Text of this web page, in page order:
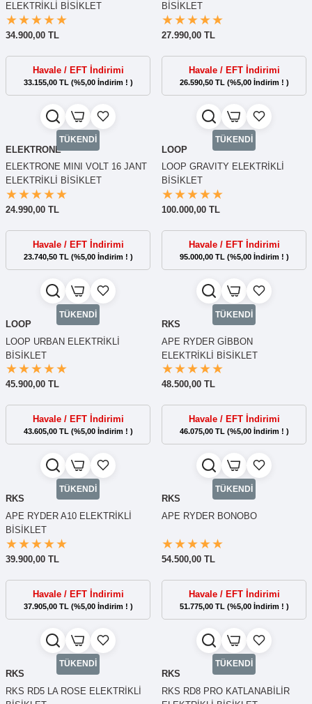
ELEKTRİKLİ BİSİKLET
34.900,00 TL
Havale / EFT İndirimi
33.155,00 TL (%5,00 İndirim ! )
BİSİKLET
27.990,00 TL
Havale / EFT İndirimi
26.590,50 TL (%5,00 İndirim ! )
TÜKENDİ
ELEKTRONE
ELEKTRONE MINI VOLT 16 JANT
ELEKTRİKLİ BİSİKLET
24.990,00 TL
Havale / EFT İndirimi
23.740,50 TL (%5,00 İndirim ! )
TÜKENDİ
LOOP
LOOP GRAVITY ELEKTRİKLİ
BİSİKLET
100.000,00 TL
Havale / EFT İndirimi
95.000,00 TL (%5,00 İndirim ! )
TÜKENDİ
LOOP
LOOP URBAN ELEKTRİKLİ
BİSİKLET
45.900,00 TL
Havale / EFT İndirimi
43.605,00 TL (%5,00 İndirim ! )
TÜKENDİ
RKS
APE RYDER GİBBON
ELEKTRİKLİ BİSİKLET
48.500,00 TL
Havale / EFT İndirimi
46.075,00 TL (%5,00 İndirim ! )
TÜKENDİ
RKS
APE RYDER A10 ELEKTRİKLİ
BİSİKLET
39.900,00 TL
Havale / EFT İndirimi
37.905,00 TL (%5,00 İndirim ! )
TÜKENDİ
RKS
APE RYDER BONOBO
54.500,00 TL
Havale / EFT İndirimi
51.775,00 TL (%5,00 İndirim ! )
TÜKENDİ
RKS
RKS RD5 LA ROSE ELEKTRİKLİ
TÜKENDİ
RKS
RKS RD8 PRO KATLANABİLİR